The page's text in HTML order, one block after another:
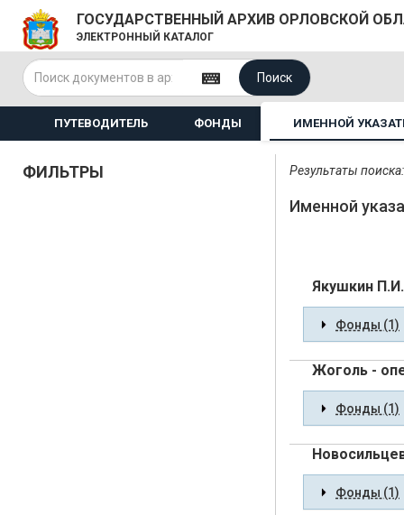
ГОСУДАРСТВЕННЫЙ АРХИВ ОРЛОВСКОЙ
ЭЛЕКТРОННЫЙ КАТАЛОГ
Поиск
ПУТЕВОДИТЕЛЬ ФОНДЫ ИМЕННОЙ
ФИЛЬТРЫ Результаты
Именной
Якушкин П.И.
Фонды (1)
Жоголь -
Фонды (1)
Фонды (1)